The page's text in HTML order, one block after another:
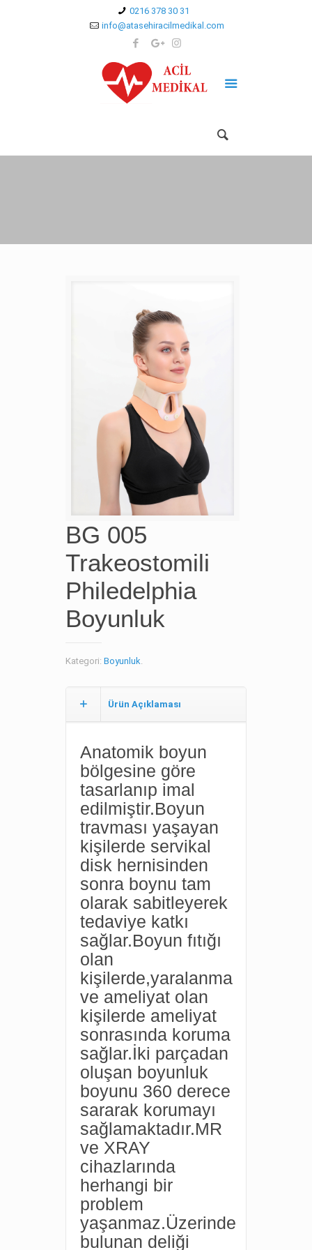
0216 378 30 31
info@atasehiracilmedikal.com
BG 005
Trakeostomili
Philedelphia
Boyunluk
Kategori: Boyunluk.
Ürün Açıklaması
Anatomik boyun
bölgesine göre
tasarlanıp imal
edilmiştir.Boyun
travması yaşayan
kişilerde servikal
disk hernisinden
sonra boynu tam
olarak sabitleyerek
tedaviye katkı
sağlar.Boyun fıtığı
olan
kişilerde,yaralanma
ve ameliyat olan
kişilerde ameliyat
sonrasında koruma
sağlar.İki parçadan
oluşan boyunluk
boyunu 360 derece
sararak korumayı
sağlamaktadır.MR
ve XRAY
cihazlarında
herhangi bir
problem
yaşanmaz.Üzerinde
bulunan deliği